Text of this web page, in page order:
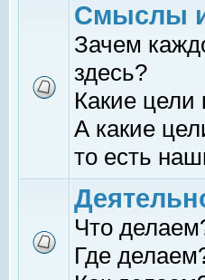
Смыслы
Зачем
здесь?
Какие
А какие
то есть
Что
Где